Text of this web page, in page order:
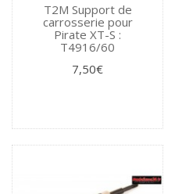
T2M Support de
carrosserie pour
Pirate XT-S :
T4916/60
7,50€